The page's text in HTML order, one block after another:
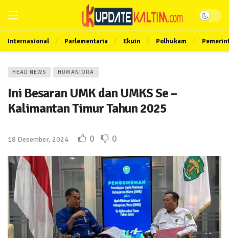
Internasional Parlementaria Ekuin Polhukam
HEAD NEWS HUMANIORA
Ini Besaran UMK dan UMKS Se –
Kalimantan Timur Tahun 2025
18 Desember, 2024 0 0